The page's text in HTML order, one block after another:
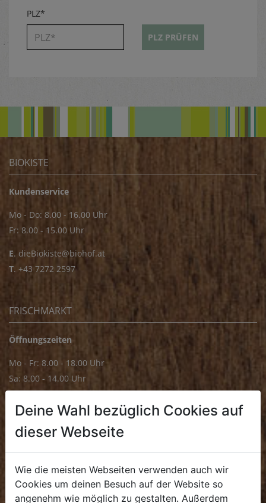
PLZ*
PLZ PRÜFEN
BIOKISTE
Kundenservice
Mo - Do: 8.00 - 16.00 Uhr
Fr: 8.00 - 15.00 Uhr
E. dieBiokiste@biohof.at
T. +43 7272 2597
FRISCHMARKT
Öffnungszeiten
Mo - Fr: 8.00 - 18.00 Uhr
Sa: 8.00 - 14.00 Uhr
Mo - Fr: 8.00 - 16.00 Uhr
. +43 7272 4859 70
Deine Wahl bezüglich Cookies auf
dieser Webseite
Wie die meisten Webseiten verwenden auch wir
Cookies um deinen Besuch auf der Website so
angenehm wie möglich zu gestalten. Außerdem